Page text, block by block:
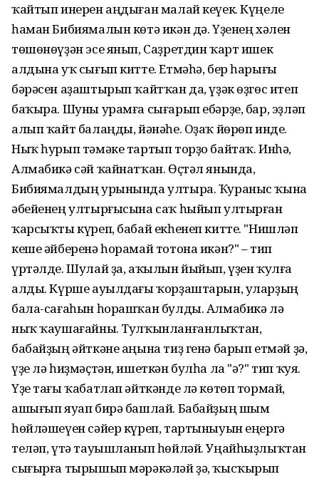
ҡайтып инерен аңдыған малай кеүек. Күңеле
һаман Бибиямалын көтә икән дә. Үҙенең хәлен
төшөнөүҙән эсе янып, Саҙретдин ҡарт ишек
алдына уҡ сығып китте. Етмәһә, бер һарығы
бәрәсен аҙаштырып ҡайтҡан да, үҙәк өҙгөс итеп
баҡыра. Шуны урамға сығарып ебәрҙе, бар, эҙләп
алып ҡайт балаңды, йәнәһе. Оҙаҡ йөрөп инде.
Ныҡ һурып тәмәке тартып торҙо байтаҡ. Инһә,
Алмабикә сәй ҡайнатҡан. Өҫтәл янында,
Бибиямалдың урынында ултыра. Ҡураныс ҡына
әбейенең ултырғысына саҡ һыйып ултырған
ҡарсыҡты күреп, бабай екһенеп китте. "Нишләп
кеше әйберенә һорамай тотона икән?" – тип
үртәлде. Шулай ҙа, аҡылын йыйып, үҙен ҡулға
алды. Күрше ауылдағы ҡорҙаштарын, уларҙың
бала-сағаһын һорашҡан булды. Алмабикә лә
ныҡ ҡаушағайны. Тулҡынланғанлыҡтан,
бабайҙың әйткәне аңына тиҙ генә барып етмәй ҙә,
үҙе лә һиҙмәҫтән, ишеткән булһа ла "ә?" тип ҡуя.
Үҙе тағы ҡабатлап әйткәнде лә көтөп тормай,
ашығып яуап бирә башлай. Бабайҙың шым
һөйләшеүен сәйер күреп, тартыныуын еңергә
теләп, үтә тауышланып һөйләй. Уңайһыҙлыҡтан
сығырға тырышып мәрәкәләй ҙә, ҡысҡырып